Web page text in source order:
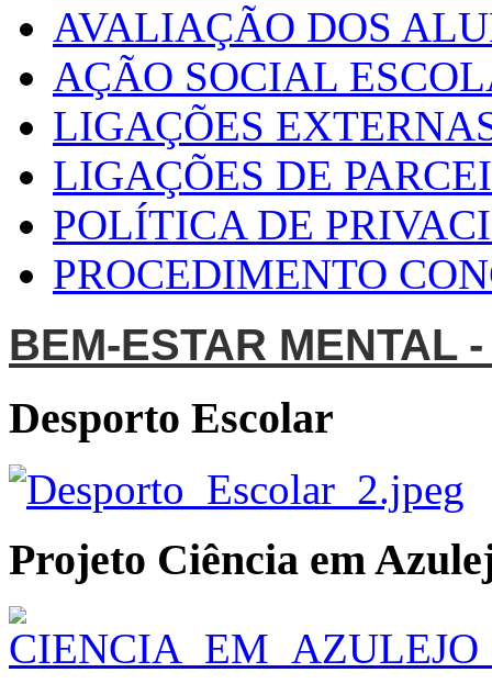
AVALIAÇÃO DOS
AÇÃO SOCIAL
LIGAÇÕES
LIGAÇÕES DE
POLÍTICA DE
PROCEDIMENTO
BEM-ESTAR MENTAL
Desporto Escolar
Projeto Ciência em